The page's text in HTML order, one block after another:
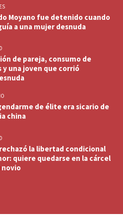
Moyano fue detenido cuando
a una mujer desnuda
de pareja, consumo de
y una joven que corrió
de élite era sicario de
china
la libertad condicional
quiere quedarse en la cárcel
novio